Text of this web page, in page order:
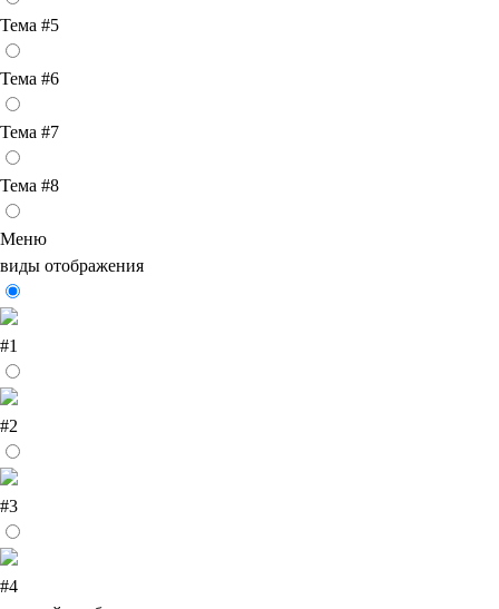
Тема #5
Тема #6
Тема #7
Тема #8
Меню
виды отображения
#1
#2
#3
#4